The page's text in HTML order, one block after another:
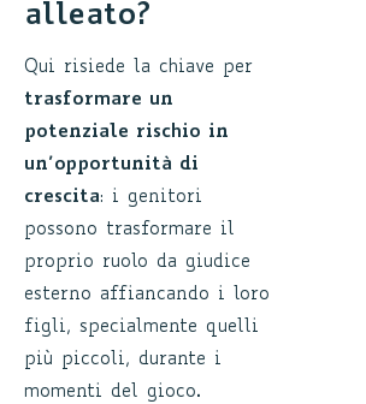
alleato?
Qui risiede la chiave per
trasformare un
potenziale rischio in
un’opportunità di
crescita: i genitori
possono trasformare il
proprio ruolo da giudice
esterno affiancando i loro
figli, specialmente quelli
più piccoli, durante i
momenti del gioco.